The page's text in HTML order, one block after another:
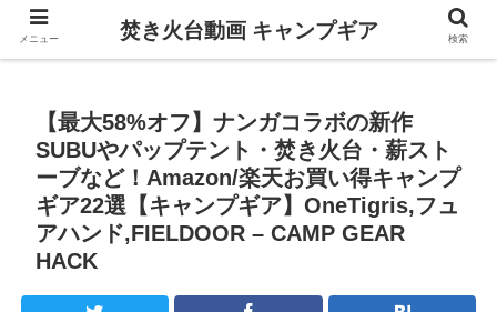
【最大58%オフ】ナンガコラボの新作
SUBUやパップテント・焚き火台・薪スト
ーブなど！Amazon/楽天お買い得キャンプ
ギア22選【キャンプギア】OneTigris,フュ
アハンド,FIELDOOR – CAMP GEAR
HACK
メニュー 焚き火台動画 キャンプギア 検索